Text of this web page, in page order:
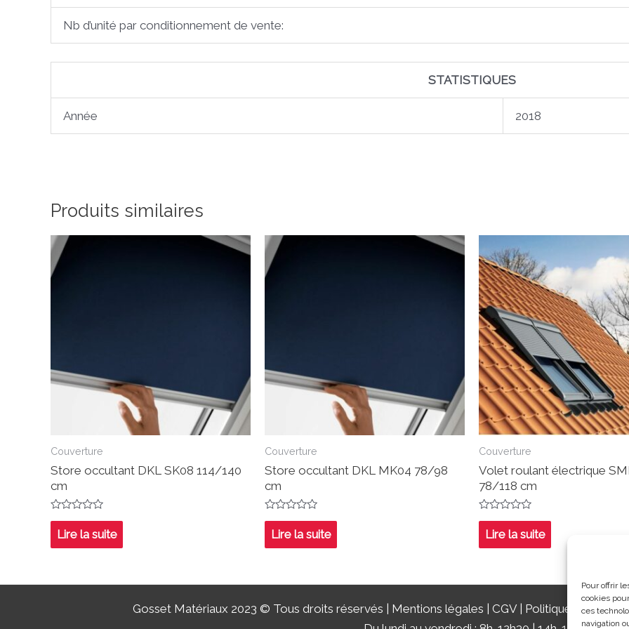
Pour offrir
cookies
ces
navigation
Nb d’unité par conditionnement de vente:
STATISTIQUES
Année 2018
Produits similaires
Couverture
Store occultant DKL SK08 114/140
cm
Note
sur
5
Lire la suite
Couverture
Store occultant DKL MK04 78/98
cm
Note
sur
5
Lire la suite
Couverture
Volet roulant électrique
78/118 cm
Note
sur
5
Lire la suite
Gosset Matériaux 2023 © Tous droits réservés | Mentions légales | CGV| Politique de